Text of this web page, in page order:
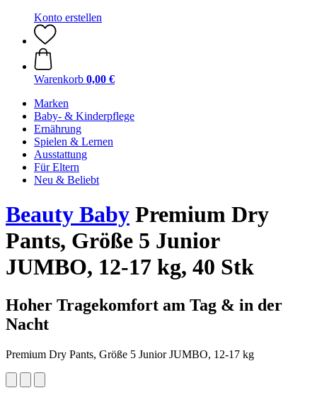
Konto erstellen
Warenkorb 0,00 €
Marken
Baby- & Kinderpflege
Ernährung
Spielen & Lernen
Ausstattung
Für Eltern
Neu & Beliebt
Beauty Baby Premium Dry
Pants, Größe 5 Junior
JUMBO, 12-17 kg, 40 Stk
Hoher Tragekomfort am Tag & in der
Nacht
Premium Dry Pants, Größe 5 Junior JUMBO, 12-17 kg